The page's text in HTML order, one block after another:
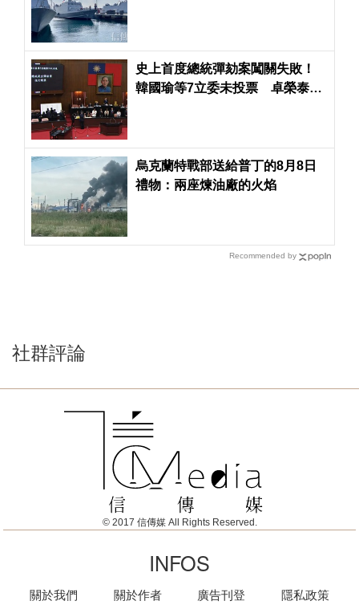
史上首度總統彈劾案闖關失敗！
韓國瑜等7立委未投票 卓榮泰盼
烏克蘭特戰部送給普丁的8月8日
禮物：兩座煉油廠的火焰
Recommended by
社群評論
© 2017 信傳媒 All Rights Reserved.
INFOS
關於我們 關於作者 廣告刊登 隱私政策